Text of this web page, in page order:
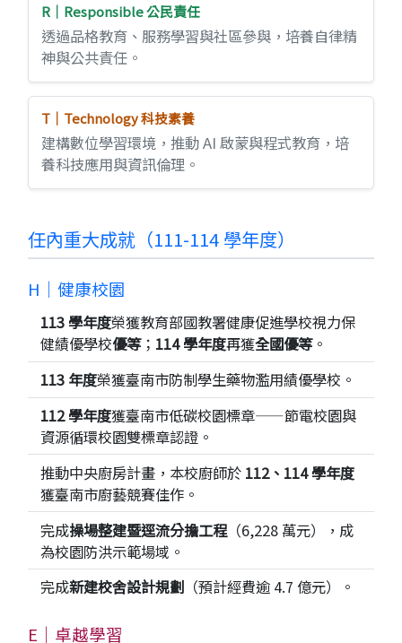
R｜Responsible 公民責任
透過品格教育、服務學習與社區參與，培養自律精
神與公共責任。
T｜Technology 科技素養
建構數位學習環境，推動 AI 啟蒙與程式教育，培
養科技應用與資訊倫理。
任內重大成就（111-114 學年度）
H｜健康校園
113 學年度榮獲教育部國教署健康促進學校視力保
健績優學校優等； 114 學年度再獲全國優等。
113 年度榮獲臺南市防制學生藥物濫用績優學校。
112 學年度獲臺南市低碳校園標章——節電校園與
資源循環校園雙標章認證。
推動中央廚房計畫，本校廚師於 112、114 學年度
獲臺南市廚藝競賽佳作。
完成操場整建暨逕流分擔工程 （6,228 萬元），成
為校園防洪示範場域。
完成新建校舍設計規劃 （預計經費逾 4.7 億元）。
E｜卓越學習